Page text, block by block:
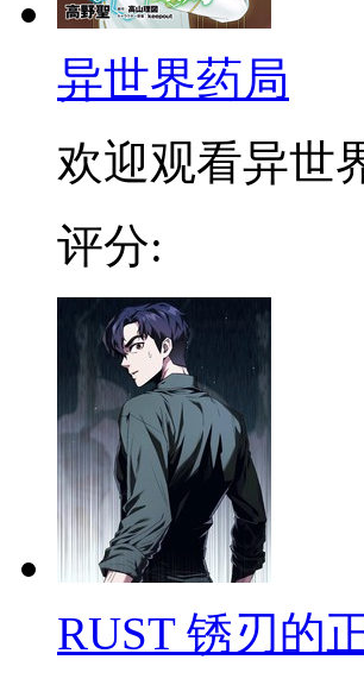
异世界药局
欢迎观看异世
评分:
RUST 锈刃的